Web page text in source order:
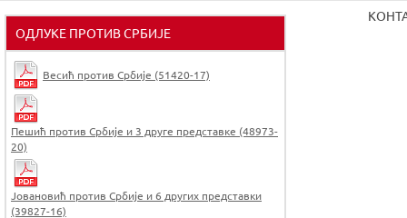
here
ОДЛУКЕ ПРОТИВ СРБИЈЕ
Весић против Србије (51420-17)
Пешић против Србије и 3 друге представке (48973-
20)
Јовановић против Србије и 6 других представки
(39827-16)